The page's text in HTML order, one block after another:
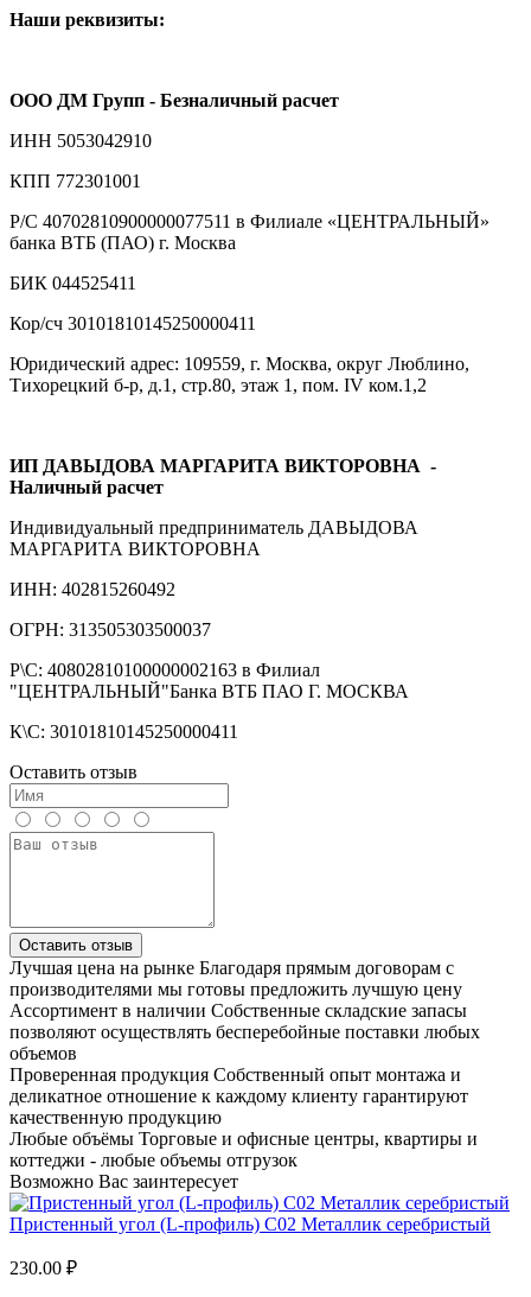
Наши реквизиты:
ООО ДМ Групп - Безналичный расчет
ИНН 5053042910
КПП 772301001
Р/С 40702810900000077511 в Филиале «ЦЕНТРАЛЬНЫЙ»
банка ВТБ (ПАО) г. Москва
БИК 044525411
Кор/сч 30101810145250000411
Юридический адрес: 109559, г. Москва, округ Люблино,
Тихорецкий б-р, д.1, стр.80, этаж 1, пом. IV ком.1,2
ИП ДАВЫДОВА МАРГАРИТА ВИКТОРОВНА -
Наличный расчет
Индивидуальный предприниматель ДАВЫДОВА
МАРГАРИТА ВИКТОРОВНА
ИНН: 402815260492
ОГРН: 313505303500037
Р\С: 40802810100000002163 в Филиал
"ЦЕНТРАЛЬНЫЙ"Банка ВТБ ПАО Г. МОСКВА
К\С: 30101810145250000411
Оставить отзыв
Оставить отзыв
Лучшая цена на рынке Благодаря прямым договорам с
производителями мы готовы предложить лучшую цену
Ассортимент в наличии Собственные складские запасы
позволяют осуществлять бесперебойные поставки любых
объемов
Проверенная продукция Собственный опыт монтажа и
деликатное отношение к каждому клиенту гарантируют
качественную продукцию
Любые объёмы Торговые и офисные центры, квартиры и
коттеджи - любые объемы отгрузок
Возможно Вас заинтересует
Пристенный угол (L-профиль) С02 Металлик серебристый
230.00 ₽